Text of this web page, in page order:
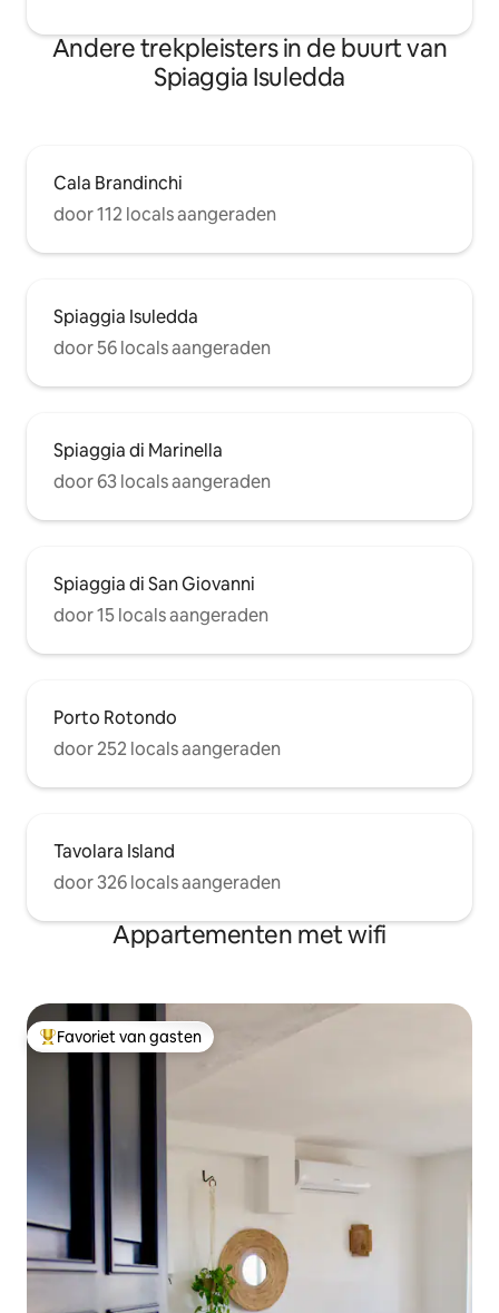
Andere trekpleisters in de buurt van
Spiaggia Isuledda
Cala Brandinchi
door 112 locals aangeraden
Spiaggia Isuledda
door 56 locals aangeraden
Spiaggia di Marinella
door 63 locals aangeraden
Spiaggia di San Giovanni
door 15 locals aangeraden
Porto Rotondo
door 252 locals aangeraden
Tavolara Island
door 326 locals aangeraden
Appartementen met wifi
Topfavoriet van gasten
Favoriet van gasten